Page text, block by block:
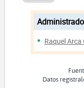
Raquel
Datos